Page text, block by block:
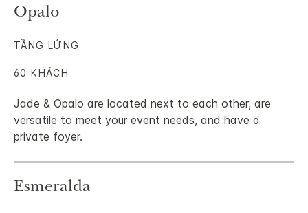
Opalo
Jade & Opalo are located next to each other, are
versatile to meet your event needs, and have a
private foyer.
TẦNG LỬNG
60 KHÁCH
Esmeralda